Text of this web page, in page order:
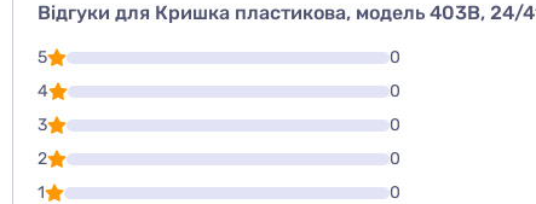
Відгуки для Кришка пластикова, модель 403В, 24/
5
0
4
0
3
0
2
0
1
0